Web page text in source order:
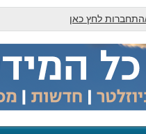
לחץ כאן